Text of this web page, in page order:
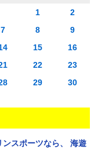
1
2
7 8
9
15
16
22
23
29 30
スポーツなら、
海遊